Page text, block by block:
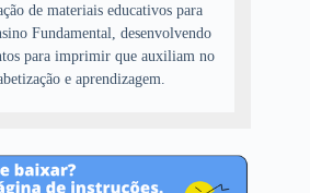
de materiais educativos para
Fundamental, desenvolvendo
para imprimir que auxiliam no
e aprendizagem.